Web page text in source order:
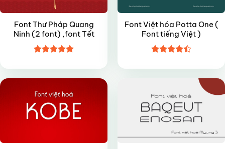
Font Thư Pháp Quang
Ninh (2 font) ,font Tết
hạng55
sao
Font Việt hóa Potta One (
Font tiếng Việt )
hạng4.5